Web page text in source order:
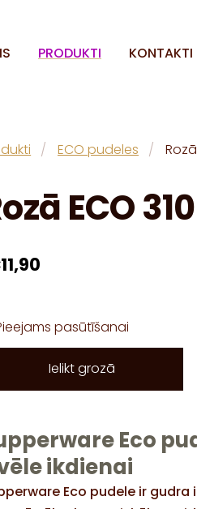
PRODUKTI KONTAKTI
ECO pudeles
ECO
pasūtīšanai
Ielikt grozā
Eco
ikdienai
Eco pudele ir gudra